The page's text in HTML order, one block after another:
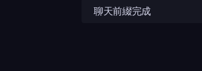
聊天前綴完成